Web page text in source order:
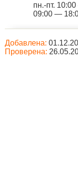
пн.-пт.
09:00 —
Добавлена:
Проверена: